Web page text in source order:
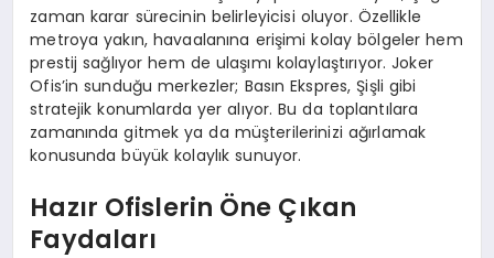
zaman karar sürecinin belirleyicisi oluyor. Özellikle
metroya yakın, havaalanına erişimi kolay bölgeler hem
prestij sağlıyor hem de ulaşımı kolaylaştırıyor. Joker
Ofis’in sunduğu merkezler; Basın Ekspres, Şişli gibi
stratejik konumlarda yer alıyor. Bu da toplantılara
zamanında gitmek ya da müşterilerinizi ağırlamak
konusunda büyük kolaylık sunuyor.
Hazır Ofislerin Öne Çıkan
Faydaları